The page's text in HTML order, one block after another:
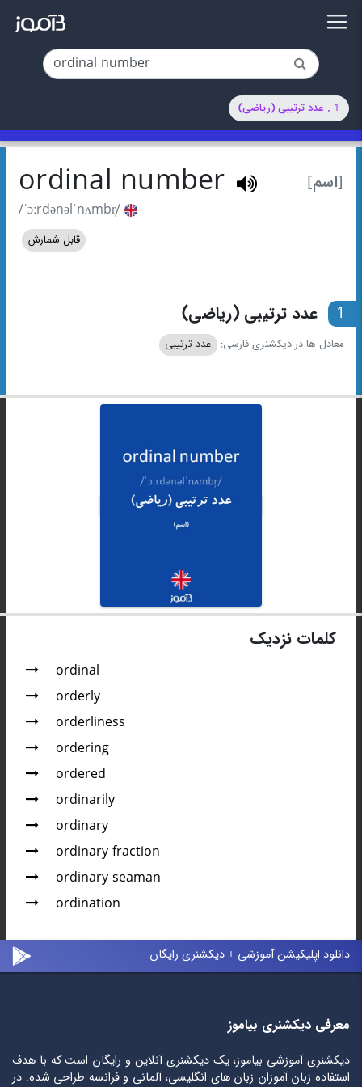
1 . عدد ترتیبی (ریاضی)
[اسم] ordinal number
/ˈɔːrdənəlˈnʌmbr̩/
قابل شمارش
1 عدد ترتیبی (ریاضی)
معادل ها در دیکشنری فارسی: عدد ترتیبی
کلمات نزدیک
ordinal
orderly
orderliness
ordering
ordered
ordinarily
ordinary
ordinary fraction
ordinary seaman
ordination
دانلود اپلیکیشن آموزشی + دیکشنری رایگان
معرفی دیکشنری بیاموز
دیکشنری آموزشی بیاموز، یک دیکشنری آنلاین و رایگان است که با هدف
استفاده زبان آموزان زبان های انگلیسی، آلمانی و فرانسه طراحی شده. در